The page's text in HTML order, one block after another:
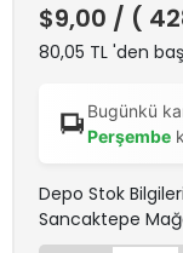
$9,00 / (
80,05 TL 'den
Bugünkü
Perşembe
Depo Stok
Sancaktepe